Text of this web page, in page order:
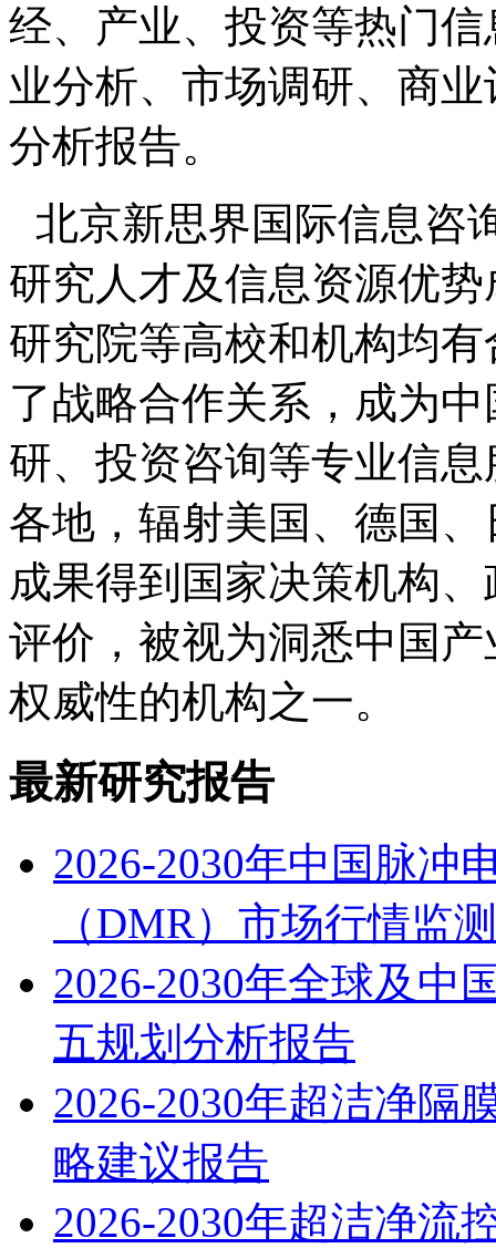
经、产业、投资等热门
业分析、市场调研、商
分析报告。
北京新思界国际信息咨
研究人才及信息资源优
研究院等高校和机构均
了战略合作关系，成为
研、投资咨询等专业信
各地，辐射美国、德国
成果得到国家决策机构
评价，被视为洞悉中国
权威性的机构之一。
最新研究报告
2026-2030年中国脉冲
（DMR）市场行情监
2026-2030年全球及中
五规划分析报告
2026-2030年超洁净隔
略建议报告
2026-2030年超洁净流